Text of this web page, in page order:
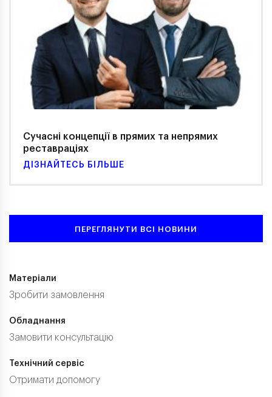
Сучасні концепції в прямих та непрямих
реставраціях
ДІЗНАЙТЕСЬ БІЛЬШЕ
ПЕРЕГЛЯНУТИ ВСІ НОВИНИ
Матеріали
Зробити замовлення
Обладнання
Замовити консультацію
Технічний сервіс
Отримати допомогу